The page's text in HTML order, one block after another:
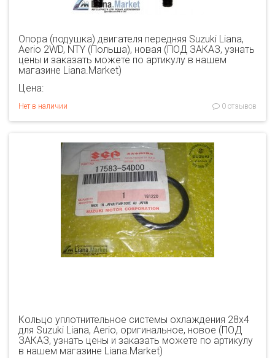
Опора (подушка) двигателя передняя Suzuki Liana,
Aerio 2WD, NTY (Польша), новая (ПОД ЗАКАЗ, узнать
цены и заказать можете по артикулу в нашем
магазине Liana.Market)
Цена:
Нет в наличии 0 отзывов
Кольцо уплотнительное системы охлаждения 28x4
для Suzuki Liana, Aerio, оригинальное, новое (ПОД
ЗАКАЗ, узнать цены и заказать можете по артикулу
в нашем магазине Liana.Market)